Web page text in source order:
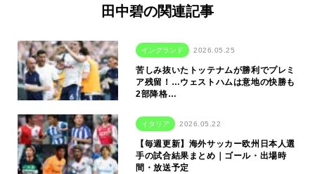
田中碧の関連記事
イングランド 2026.05.25
苦しみ抜いたトッテナムが勝利でプレミ
ア残留！…ウェストハムは意地の快勝も
2部降格…
イタリア 2026.05.22
【毎週更新】海外サッカー欧州日本人選
手の試合結果まとめ｜ゴール・出場時
間・放送予定